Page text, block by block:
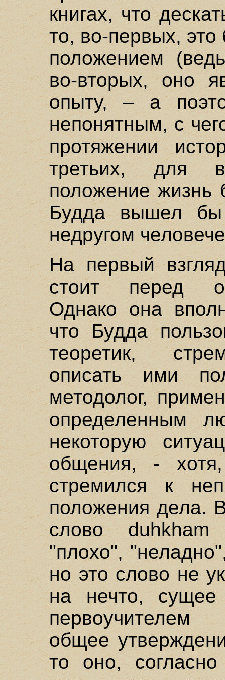
книгах, что
то, во-первых,
положением
во-вторых, оно
опыту, – а
непонятным, с
протяжении
третьих, для
положение жизнь
Будда вышел бы
недругом
На первый
стоит перед
Однако она
что Будда
теоретик,
описать ими
методолог,
определенным
некоторую
общения, -
стремился к
положения дела.
слово duhkham
"плохо",
но это слово не
на нечто,
первоучителем
общее
то оно,